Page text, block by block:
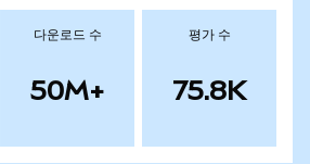
다운로드 수
50M+
평가 수
75.8K